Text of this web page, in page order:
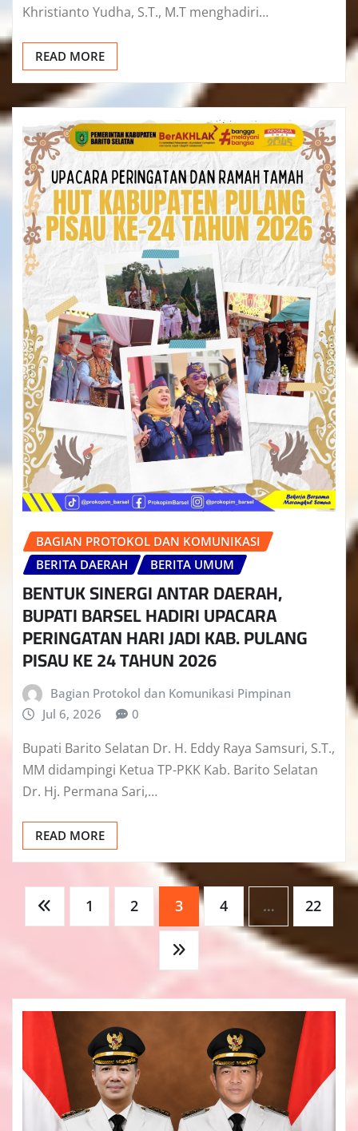
Khristianto Yudha, S.T., M.T menghadiri…
READ MORE
BAGIAN PROTOKOL DAN KOMUNIKASI
BERITA DAERAH
BERITA UMUM
BENTUK SINERGI ANTAR DAERAH,
BUPATI BARSEL HADIRI UPACARA
PERINGATAN HARI JADI KAB. PULANG
PISAU KE 24 TAHUN 2026
Bagian Protokol dan Komunikasi Pimpinan
Jul 6, 2026
0
Bupati Barito Selatan Dr. H. Eddy Raya Samsuri, S.T.,
MM didampingi Ketua TP-PKK Kab. Barito Selatan
Dr. Hj. Permana Sari,…
READ MORE
Paginasi
pos
1 2 3 4 … 22